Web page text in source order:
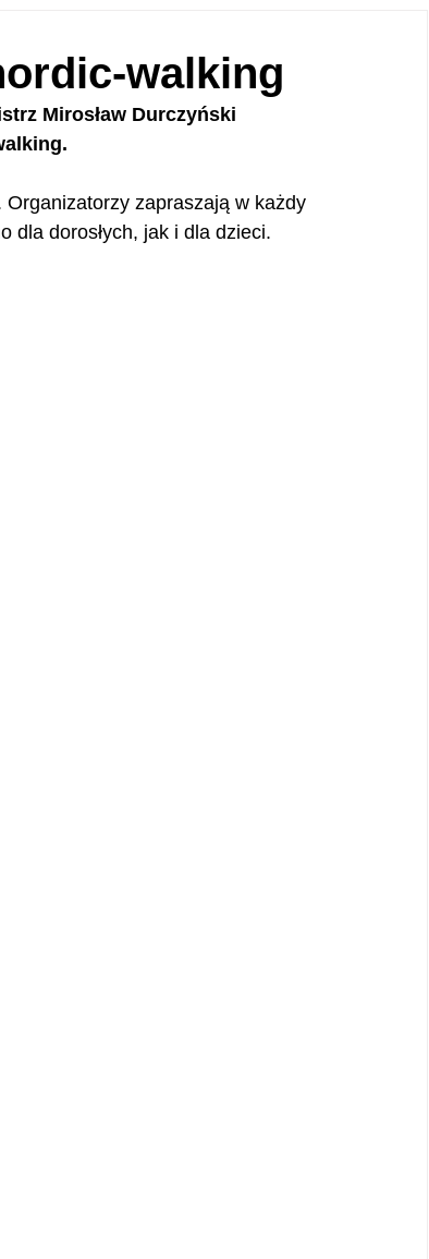
walking
Mirosław Durczyński
zapraszają w każdy
dla dorosłych, jak i dla dzieci.